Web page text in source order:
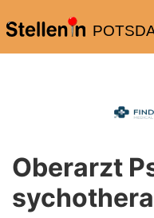
Oberarzt